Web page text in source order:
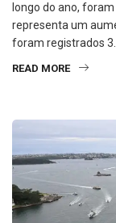
longo do ano,
representa um
foram registrados
READ MORE